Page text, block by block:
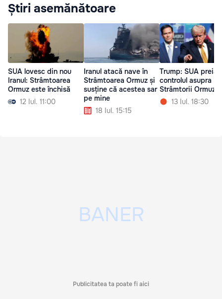
Știri asemănătoare
SUA lovesc din nou
Iranul: Strâmtoarea
Ormuz este închisă
12 Iul. 11:00
Iranul atacă nave în
Strâmtoarea Ormuz și
susține că acestea sar
pe mine
18 Iul. 15:15
Trump: SUA preiau
controlul asupra
Strâmtorii Ormuz
13 Iul. 18:30
Publicitatea ta poate fi aici